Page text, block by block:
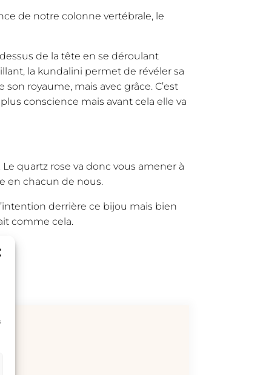
de notre colonne vertébrale, le
de la tête en se déroulant
la kundalini permet de révéler sa
royaume, mais avec grâce. C’est
conscience mais avant cela elle va
quartz rose va donc vous amener à
en chacun de nous.
derrière ce bijou mais bien
comme cela.